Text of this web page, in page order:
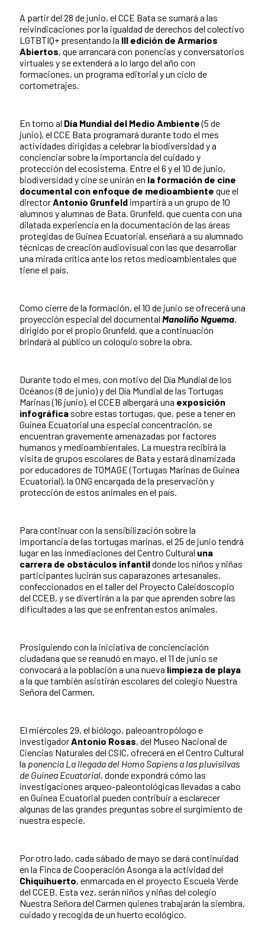
A partir del 28 de junio, el CCE Bata se sumará a las
reivindicaciones por la igualdad de derechos del colectivo
LGTBTIQ+ presentando la III edición de Armarios
Abiertos, que arrancará con ponencias y conversatorios
virtuales y se extenderá a lo largo del año con
formaciones, un programa editorial y un ciclo de
cortometrajes.
En torno al Día Mundial del Medio Ambiente(5 de
junio), el CCE Bata programará durante todo el mes
actividades dirigidas a celebrar la biodiversidad y a
concienciar sobre la importancia del cuidado y
protección del ecosistema. Entre el 6 y el 10 de junio,
biodiversidad y cine se unirán en la formación de cine
documental con enfoque de medioambiente que el
directorAntonio Grunfeld impartirá a un grupo de 10
alumnos y alumnas de Bata. Grunfeld, que cuenta con una
dilatada experiencia en la documentación de las áreas
protegidas de Guinea Ecuatorial, enseñará a su alumnado
técnicas de creación audiovisual con las que desarrollar
una mirada crítica ante los retos medioambientales que
tiene el país.
Como cierre de la formación, el 10 de junio se ofrecerá una
proyección especial del documental Manoliño Nguema,
dirigido por el propio Grunfeld, que a continuación
brindará al público un coloquio sobre la obra.
Durante todo el mes, con motivo del Día Mundial de los
Océanos (8 de junio) y del Día Mundial de las Tortugas
Marinas (16 junio), el CCEB albergará una exposición
infográfica sobre estas tortugas, que, pese a tener en
Guinea Ecuatorial una especial concentración, se
encuentran gravemente amenazadas por factores
humanos y medioambientales. La muestra recibirá la
visita de grupos escolares de Bata y estará dinamizada
por educadores de TOMAGE (Tortugas Marinas de Guinea
Ecuatorial), la ONG encargada de la preservación y
protección de estos animales en el país.
Para continuar con la sensibilización sobre la
importancia de las tortugas marinas, el 25 de junio tendrá
lugar en las inmediaciones del Centro Cultural una
carrera de obstáculos infantildonde los niños y niñas
participantes lucirán sus caparazones artesanales,
confeccionados en el taller del Proyecto Caleidoscopio
del CCEB, y se divertirán a la par que aprenden sobre las
dificultades a las que se enfrentan estos animales.
Prosiguiendo con la iniciativa de concienciación
ciudadana que se reanudó en mayo, el 11 de junio se
convocará a la población a una nueva limpieza de playa
a la que también asistirán escolares del colegio Nuestra
Señora del Carmen.
El miércoles 29, el biólogo, paleoantropólogo e
investigadorAntonio Rosas, del Museo Nacional de
Ciencias Naturales del CSIC, ofrecerá en el Centro Cultural
la ponencia La llegada del Homo Sapiens a las pluvisilvas
de Guinea Ecuatorial, donde expondrá cómo las
investigaciones arqueo-paleontológicas llevadas a cabo
en Guinea Ecuatorial pueden contribuir a esclarecer
algunas de las grandes preguntas sobre el surgimiento de
nuestra especie.
Por otro lado, cada sábado de mayo se dará continuidad
en la Finca de Cooperación Asonga a la actividad del
Chiquihuerto, enmarcada en el proyecto Escuela Verde
del CCEB. Esta vez, serán niños y niñas del colegio
Nuestra Señora del Carmen quienes trabajarán la siembra,
cuidado y recogida de un huerto ecológico.